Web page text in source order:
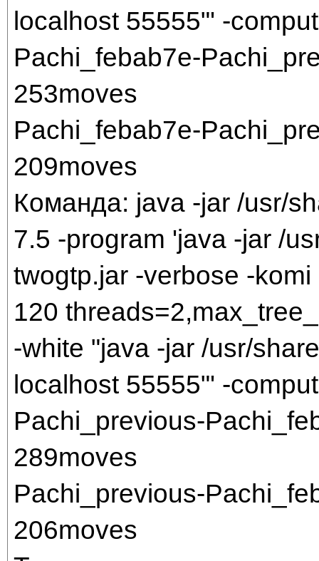
localhost 55555"' -
Pachi_febab7e-
253moves
Pachi_febab7e-
209moves
Команда: java -jar /usr/
7.5 -program 'java -jar /
twogtp.jar -verbose -
120
-white "java -jar /usr/
localhost 55555"' -
Pachi_previous-
289moves
Pachi_previous-
206moves